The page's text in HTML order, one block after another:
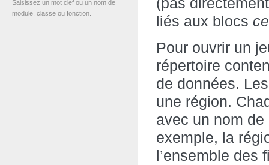
liés aux blocs
Pour ouvrir un
répertoire
de données.
une région.
avec un nom
exemple, la
l’ensemble
Saisissez un mot clef ou un nom de
module, classe ou fonction.